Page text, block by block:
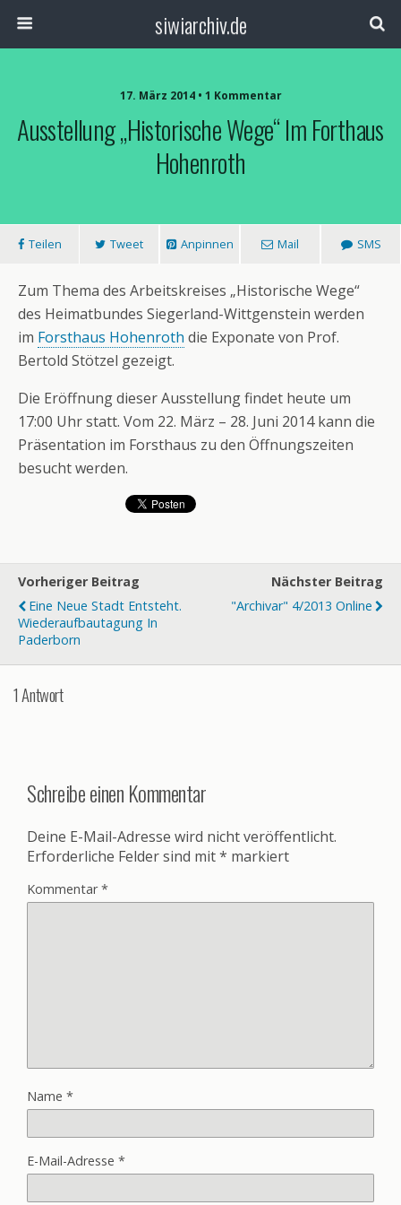
siwiarchiv.de
17. März 2014 • 1 Kommentar
Ausstellung „Historische Wege“ Im Forthaus
Hohenroth
Teilen Tweet Anpinnen Mail SMS
Zum Thema des Arbeitskreises „Historische Wege“
des Heimatbundes Siegerland-Wittgenstein werden
im Forsthaus Hohenroth die Exponate von Prof.
Bertold Stötzel gezeigt.
Die Eröffnung dieser Ausstellung findet heute um
17:00 Uhr statt. Vom 22. März – 28. Juni 2014 kann die
Präsentation im Forsthaus zu den Öffnungszeiten
besucht werden.
Vorheriger Beitrag
Eine Neue Stadt Entsteht.
Wiederaufbautagung In
Paderborn
Nächster Beitrag
"Archivar" 4/2013 Online
1 Antwort
Schreibe einen Kommentar
Deine E-Mail-Adresse wird nicht veröffentlicht.
Erforderliche Felder sind mit* markiert
Kommentar*
Name *
E-Mail-Adresse *